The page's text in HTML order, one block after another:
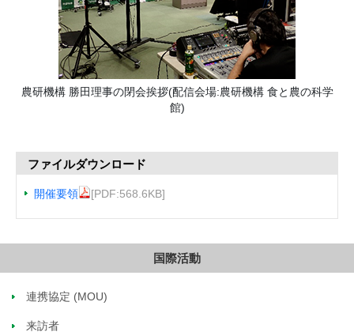
農研機構 勝田理事の閉会挨拶(配信会場:農研機構 食と農の科学
館)
ファイルダウンロード
開催要領 [PDF:568.6KB]
国際活動
連携協定 (MOU)
来訪者